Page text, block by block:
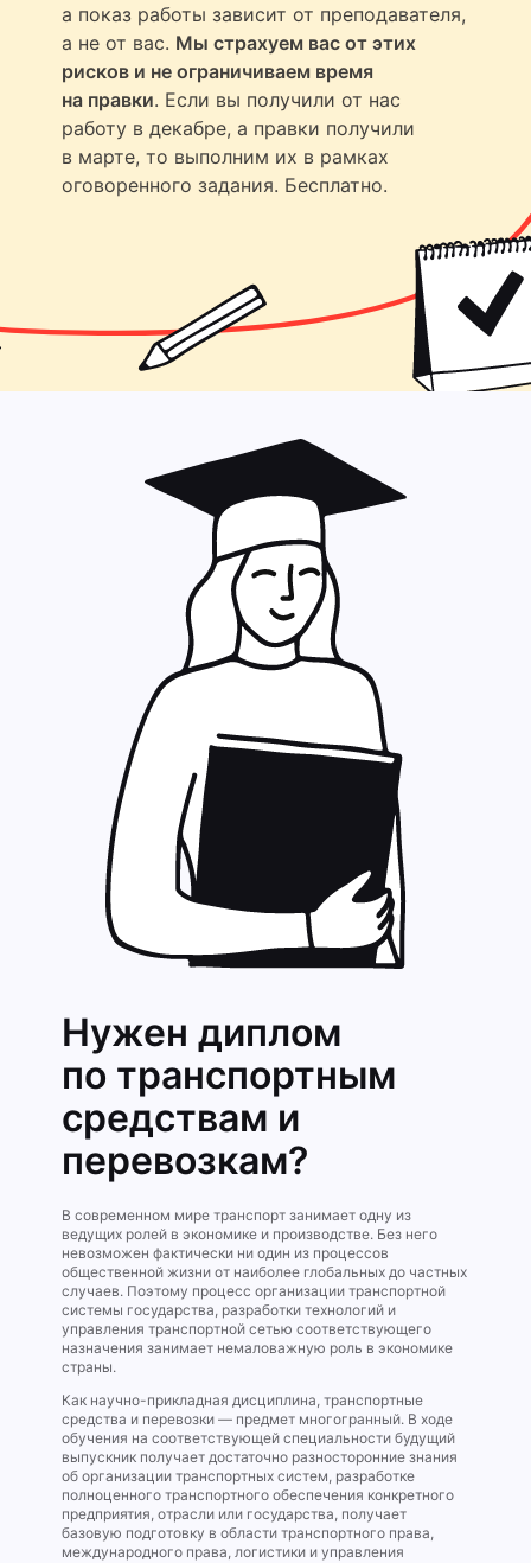
а показ работы зависит от преподавателя,
а не от вас. Мы страхуем вас от этих
рисков и не ограничиваем время
на правки. Если вы получили от нас
работу в декабре, а правки получили
в марте, то выполним их в рамках
оговоренного задания. Бесплатно.
Нужен диплом
по транспортным
средствам и
перевозкам?
В современном мире транспорт занимает одну из
ведущих ролей в экономике и производстве. Без него
невозможен фактически ни один из процессов
общественной жизни от наиболее глобальных до частных
случаев. Поэтому процесс организации транспортной
системы государства, разработки технологий и
управления транспортной сетью соответствующего
назначения занимает немаловажную роль в экономике
страны.
Как научно-прикладная дисциплина, транспортные
средства и перевозки — предмет многогранный. В ходе
обучения на соответствующей специальности будущий
выпускник получает достаточно разносторонние знания
об организации транспортных систем, разработке
полноценного транспортного обеспечения конкретного
предприятия, отрасли или государства, получает
базовую подготовку в области транспортного права,
международного права, логистики и управления